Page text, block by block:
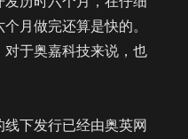
月做完还算是快的。
于奥嘉科技来说，也
下发行已经由奥英网